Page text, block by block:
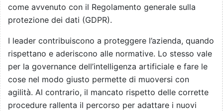
come avvenuto con il Regolamento generale sulla
protezione dei dati (GDPR).
I leader contribuiscono a proteggere l’azienda, quando
rispettano e aderiscono alle normative. Lo stesso vale
per la governance dell’intelligenza artificiale e fare le
cose nel modo giusto permette di muoversi con
agilità. Al contrario, il mancato rispetto delle corrette
procedure rallenta il percorso per adattare i nuovi